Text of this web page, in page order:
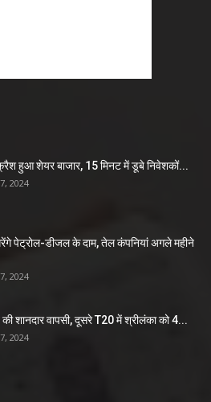
हुआ शेयर बाजार, 15 मिनट में डूबे निवेशकों...
2024
पेट्रोल-डीजल के दाम, तेल कंपनियां अगले महीने
2024
की शानदार वापसी, दूसरे T20 में श्रीलंका को 4...
2024